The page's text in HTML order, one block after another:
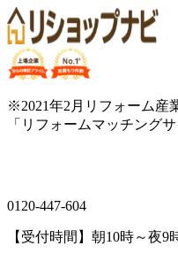
※2021年2月リフォーム産
「リフォームマッチング
0120-447-604
【受付時間】朝10時～夜9